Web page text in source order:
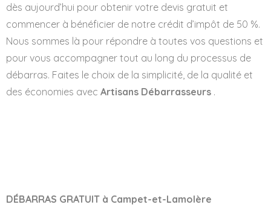
dès aujourd’hui pour obtenir votre devis gratuit et
commencer à bénéficier de notre crédit d’impôt de 50 %.
Nous sommes là pour répondre à toutes vos questions et
pour vous accompagner tout au long du processus de
débarras. Faites le choix de la simplicité, de la qualité et
des économies avec Artisans Débarrasseurs .
DÉBARRAS GRATUIT à Campet-et-Lamolère